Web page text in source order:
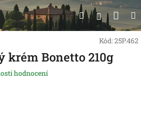
Hledat
Kód:25P.462
krém Bonetto 210g
hodnocení